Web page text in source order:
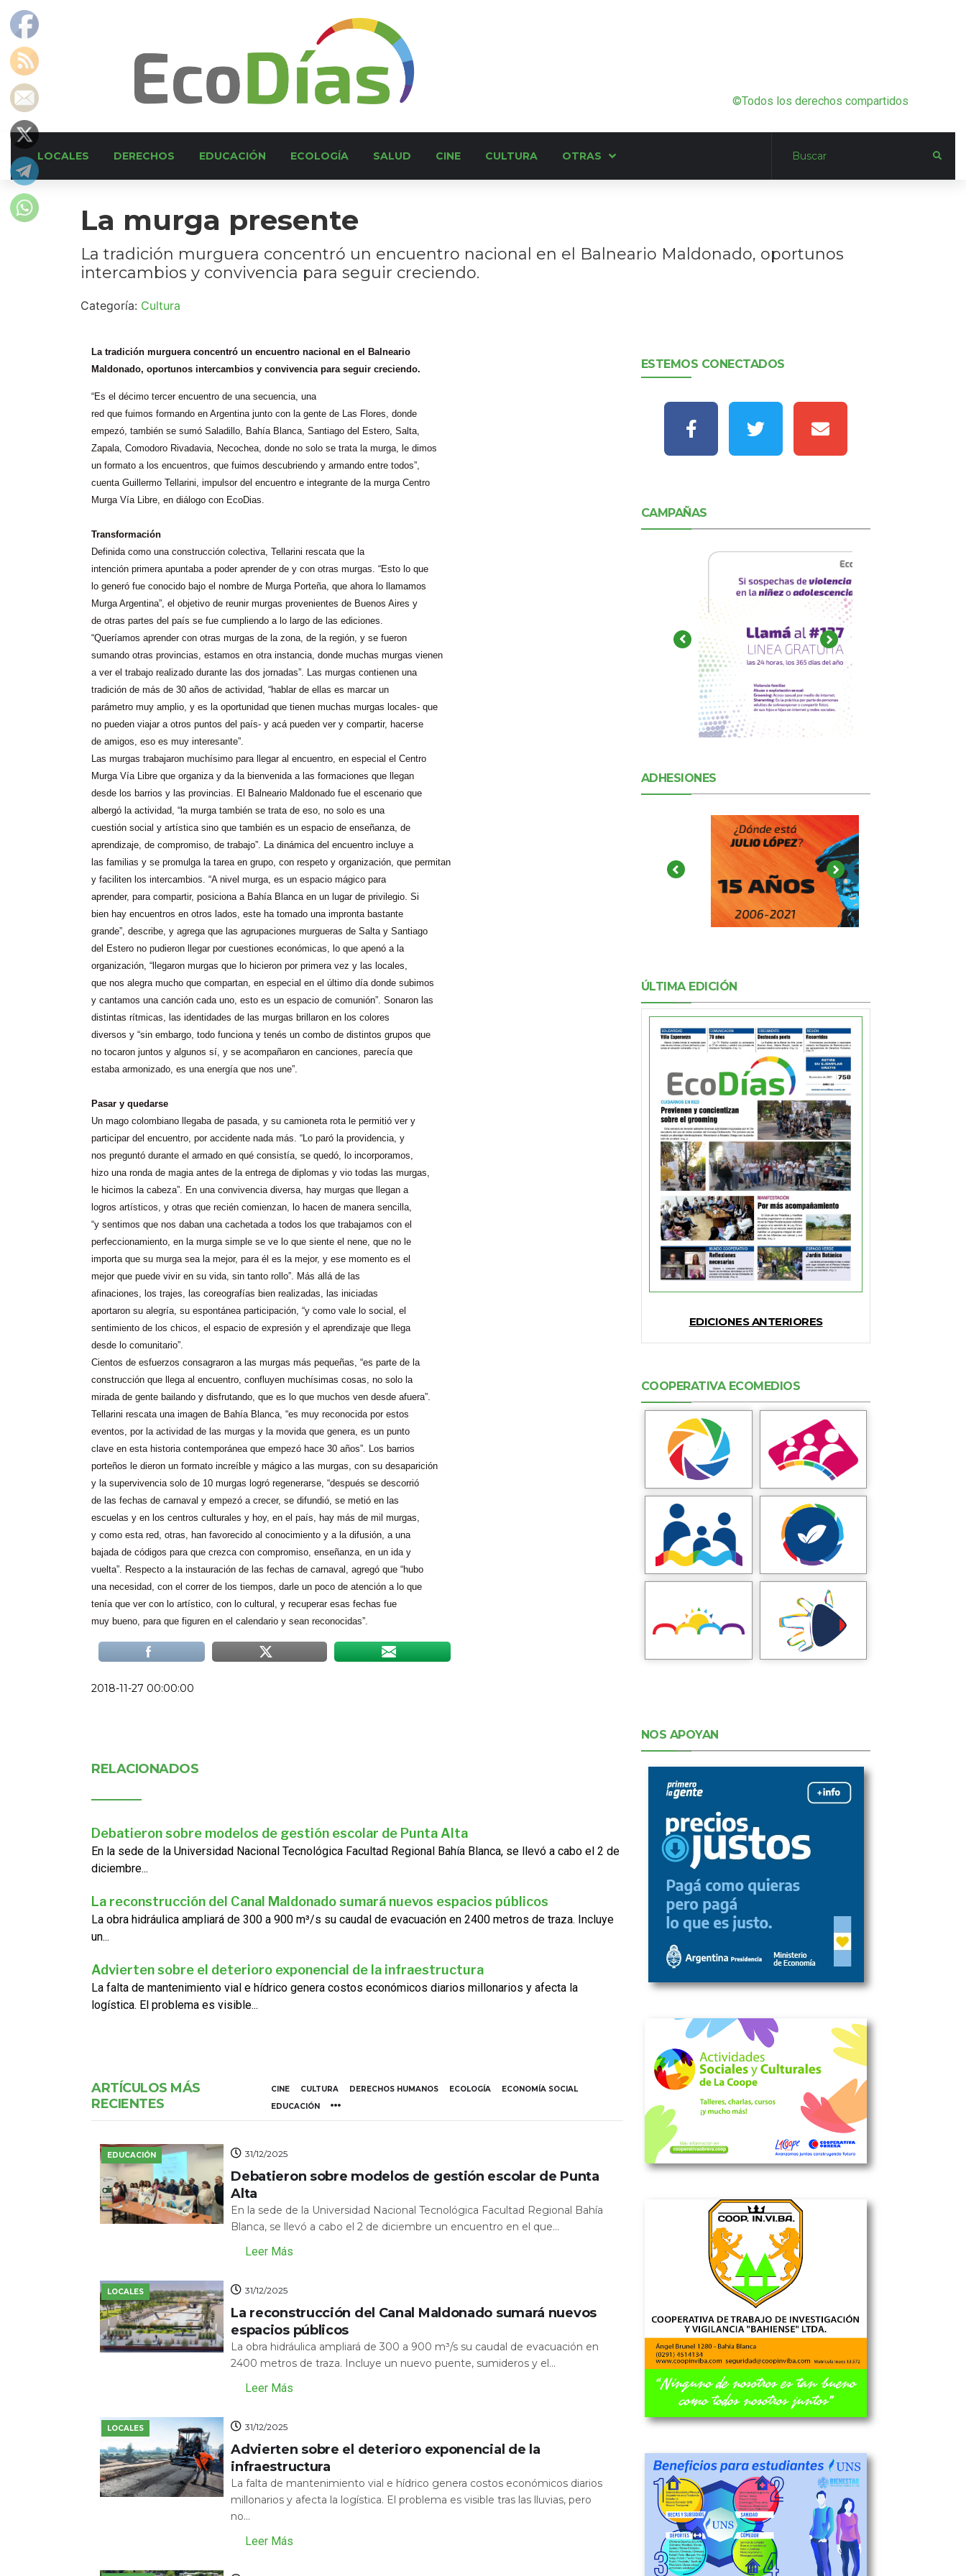
©Todos los derechos compartidos
LOCALES DERECHOS EDUCACIÓN ECOLOGÍA SALUD CINE CULTURA OTRAS
La murga presente
La tradición murguera concentró un encuentro nacional en el Balneario Maldonado, oportunos
intercambios y convivencia para seguir creciendo.
Categoría: Cultura
La tradición murguera concentró un encuentro nacional en el Balneario
Maldonado, oportunos intercambios y convivencia para seguir creciendo.
“Es el décimo tercer encuentro de una secuencia, una
red que fuimos formando en Argentina junto con la gente de Las Flores, donde
empezó, también se sumó Saladillo, Bahía Blanca, Santiago del Estero, Salta,
Zapala, Comodoro Rivadavia, Necochea, donde no solo se trata la murga, le dimos
un formato a los encuentros, que fuimos descubriendo y armando entre todos”,
cuenta Guillermo Tellarini, impulsor del encuentro e integrante de la murga Centro
Murga Vía Libre, en diálogo con EcoDias.
Transformación
Definida como una construcción colectiva, Tellarini rescata que la
intención primera apuntaba a poder aprender de y con otras murgas. “Esto lo que
lo generó fue conocido bajo el nombre de Murga Porteña, que ahora lo llamamos
Murga Argentina”, el objetivo de reunir murgas provenientes de Buenos Aires y
de otras partes del país se fue cumpliendo a lo largo de las ediciones.
“Queríamos aprender con otras murgas de la zona, de la región, y se fueron
sumando otras provincias, estamos en otra instancia, donde muchas murgas vienen
a ver el trabajo realizado durante las dos jornadas”. Las murgas contienen una
tradición de más de 30 años de actividad, “hablar de ellas es marcar un
parámetro muy amplio, y es la oportunidad que tienen muchas murgas locales- que
no pueden viajar a otros puntos del país- y acá pueden ver y compartir, hacerse
de amigos, eso es muy interesante”.
Las murgas trabajaron muchísimo para llegar al encuentro, en especial el Centro
Murga Vía Libre que organiza y da la bienvenida a las formaciones que llegan
desde los barrios y las provincias. El Balneario Maldonado fue el escenario que
albergó la actividad, “la murga también se trata de eso, no solo es una
cuestión social y artística sino que también es un espacio de enseñanza, de
aprendizaje, de compromiso, de trabajo”. La dinámica del encuentro incluye a
las familias y se promulga la tarea en grupo, con respeto y organización, que permitan
y faciliten los intercambios. “A nivel murga, es un espacio mágico para
aprender, para compartir, posiciona a Bahía Blanca en un lugar de privilegio. Si
bien hay encuentros en otros lados, este ha tomado una impronta bastante
grande”, describe, y agrega que las agrupaciones murgueras de Salta y Santiago
del Estero no pudieron llegar por cuestiones económicas, lo que apenó a la
organización, “llegaron murgas que lo hicieron por primera vez y las locales,
que nos alegra mucho que compartan, en especial en el último día donde subimos
y cantamos una canción cada uno, esto es un espacio de comunión”. Sonaron las
distintas rítmicas, las identidades de las murgas brillaron en los colores
diversos y “sin embargo, todo funciona y tenés un combo de distintos grupos que
no tocaron juntos y algunos sí, y se acompañaron en canciones, parecía que
estaba armonizado, es una energía que nos une”.
Pasar y quedarse
Un mago colombiano llegaba de pasada, y su camioneta rota le permitió ver y
participar del encuentro, por accidente nada más. “Lo paró la providencia, y
nos preguntó durante el armado en qué consistía, se quedó, lo incorporamos,
hizo una ronda de magia antes de la entrega de diplomas y vio todas las murgas,
le hicimos la cabeza”. En una convivencia diversa, hay murgas que llegan a
logros artísticos, y otras que recién comienzan, lo hacen de manera sencilla,
“y sentimos que nos daban una cachetada a todos los que trabajamos con el
perfeccionamiento, en la murga simple se ve lo que siente el nene, que no le
importa que su murga sea la mejor, para él es la mejor, y ese momento es el
mejor que puede vivir en su vida, sin tanto rollo”. Más allá de las
afinaciones, los trajes, las coreografías bien realizadas, las iniciadas
aportaron su alegría, su espontánea participación, “y como vale lo social, el
sentimiento de los chicos, el espacio de expresión y el aprendizaje que llega
desde lo comunitario”.
Cientos de esfuerzos consagraron a las murgas más pequeñas, “es parte de la
construcción que llega al encuentro, confluyen muchísimas cosas, no solo la
mirada de gente bailando y disfrutando, que es lo que muchos ven desde afuera”.
Tellarini rescata una imagen de Bahía Blanca, “es muy reconocida por estos
eventos, por la actividad de las murgas y la movida que genera, es un punto
clave en esta historia contemporánea que empezó hace 30 años”. Los barrios
porteños le dieron un formato increíble y mágico a las murgas, con su desaparición
y la supervivencia solo de 10 murgas logró regenerarse, “después se descorrió
de las fechas de carnaval y empezó a crecer, se difundió, se metió en las
escuelas y en los centros culturales y hoy, en el país, hay más de mil murgas,
y como esta red, otras, han favorecido al conocimiento y a la difusión, a una
bajada de códigos para que crezca con compromiso, enseñanza, en un ida y
vuelta”. Respecto a la instauración de las fechas de carnaval, agregó que “hubo
una necesidad, con el correr de los tiempos, darle un poco de atención a lo que
tenía que ver con lo artístico, con lo cultural, y recuperar esas fechas fue
muy bueno, para que figuren en el calendario y sean reconocidas”.
2018-11-27 00:00:00
RELACIONADOS
Debatieron sobre modelos de gestión escolar de Punta Alta
En la sede de la Universidad Nacional Tecnológica Facultad Regional Bahía Blanca, se llevó a cabo el 2 de
diciembre...
La reconstrucción del Canal Maldonado sumará nuevos espacios públicos
La obra hidráulica ampliará de 300 a 900 m³/s su caudal de evacuación en 2400 metros de traza. Incluye
un...
Advierten sobre el deterioro exponencial de la infraestructura
La falta de mantenimiento vial e hídrico genera costos económicos diarios millonarios y afecta la
logística. El problema es visible...
ARTÍCULOS MÁS
RECIENTES
CINE CULTURA DERECHOS HUMANOS ECOLOGÍA
ECONOMÍA SOCIAL
EDUCACIÓN
EDUCACIÓN 31/12/2025
Debatieron sobre modelos de gestión escolar de Punta
Alta
En la sede de la Universidad Nacional Tecnológica Facultad Regional Bahía
Blanca, se llevó a cabo el 2 de diciembre un encuentro en el que...
Leer Más
LOCALES 31/12/2025
La reconstrucción del Canal Maldonado sumará nuevos
espacios públicos
La obra hidráulica ampliará de 300 a 900 m³/s su caudal de evacuación en
2400 metros de traza. Incluye un nuevo puente, sumideros y el...
Leer Más
LOCALES 31/12/2025
Advierten sobre el deterioro exponencial de la
infraestructura
La falta de mantenimiento vial e hídrico genera costos económicos diarios
millonarios y afecta la logística. El problema es visible tras las lluvias, pero
no...
Leer Más
ESTEMOS CONECTADOS
CAMPAÑAS
ADHESIONES
ÚLTIMA EDICIÓN
EDICIONES ANTERIORES
COOPERATIVA ECOMEDIOS
NOS APOYAN